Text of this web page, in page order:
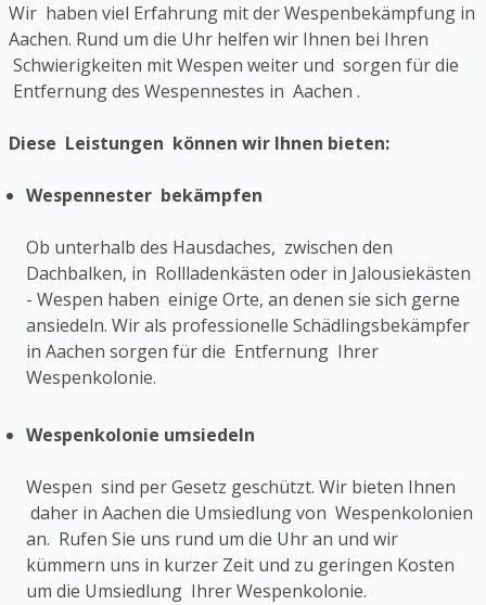
Wir haben viel Erfahrung mit der Wespenbekämpfung in
Aachen. Rund um die Uhr helfen wir Ihnen bei Ihren
Schwierigkeiten mit Wespen weiter und sorgen für die
Entfernung des Wespennestes in Aachen .
Diese Leistungen können wir Ihnen bieten:
Wespennester bekämpfen
Ob unterhalb des Hausdaches, zwischen den
Dachbalken, in Rollladenkästen oder in Jalousiekästen
- Wespen haben einige Orte, an denen sie sich gerne
ansiedeln. Wir als professionelle Schädlingsbekämpfer
in Aachen sorgen für die Entfernung Ihrer
Wespenkolonie.
Wespenkolonie umsiedeln
Wespen sind per Gesetz geschützt. Wir bieten Ihnen
daher in Aachen die Umsiedlung von Wespenkolonien
an. Rufen Sie uns rund um die Uhr an und wir
kümmern uns in kurzer Zeit und zu geringen Kosten
um die Umsiedlung Ihrer Wespenkolonie.